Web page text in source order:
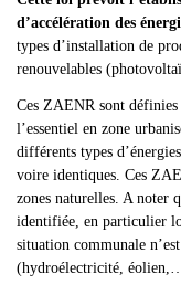
d’accélération des
types d’installation de
renouvelables
Ces ZAENR sont définies
l’essentiel en zone
différents types
voire identiques. Ces
zones naturelles. A noter
identifiée, en particulier
situation communale
(hydroélectricité,